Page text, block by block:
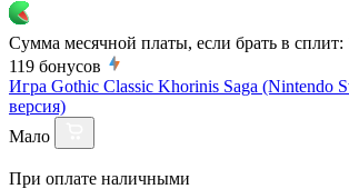
Сумма месячной платы, если брать в сплит:
119 бонусов
Игра Gothic Classic Khorinis Saga (Nintendo
версия)
Мало
При оплате наличными